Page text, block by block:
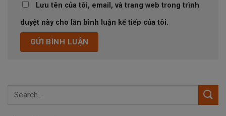
Lưu tên của tôi, email, và trang web trong trình
duyệt này cho lần bình luận kế tiếp của tôi.